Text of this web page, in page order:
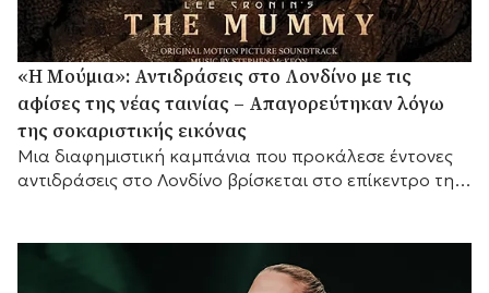
«Η Μούμια»: Αντιδράσεις στο Λονδίνο με τις
αφίσες της νέας ταινίας – Απαγορεύτηκαν λόγω
της σοκαριστικής εικόνας
Μια διαφημιστική καμπάνια που προκάλεσε έντονες
αντιδράσεις στο Λονδίνο βρίσκεται στο επίκεντρο της